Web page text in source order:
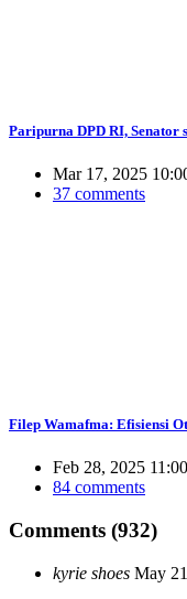
Paripurna DPD RI, Senator
Mar 17, 2025
37 comments
Filep Wamafma: Efisiensi
Feb 28, 2025
84 comments
Comments (932)
kyrie shoes May